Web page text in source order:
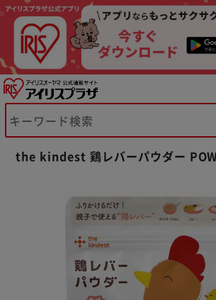
the kindest 鶏レバーパウダー
※ご確認ください
カートに入れる 購入